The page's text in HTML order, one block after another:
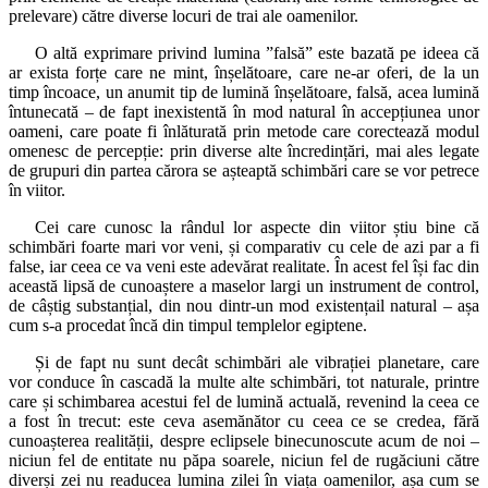
prelevare) către diverse locuri de trai ale oamenilor.
O altă exprimare privind lumina ”falsă” este bazată pe ideea că
ar exista forțe care ne mint, înșelătoare, care ne-ar oferi, de la un
timp încoace, un anumit tip de lumină înșelătoare, falsă, acea lumină
întunecată – de fapt inexistentă în mod natural în accepțiunea unor
oameni, care poate fi înlăturată prin metode care corectează modul
omenesc de percepție: prin diverse alte încredințări, mai ales legate
de grupuri din partea cărora se așteaptă schimbări care se vor petrece
în viitor.
Cei care cunosc la rândul lor aspecte din viitor știu bine că
schimbări foarte mari vor veni, și comparativ cu cele de azi par a fi
false, iar ceea ce va veni este adevărat realitate. În acest fel își fac din
această lipsă de cunoaștere a maselor largi un instrument de control,
de câștig substanțial, din nou dintr-un mod existențail natural – așa
cum s-a procedat încă din timpul templelor egiptene.
Și de fapt nu sunt decât schimbări ale vibrației planetare, care
vor conduce în cascadă la multe alte schimbări, tot naturale, printre
care și schimbarea acestui fel de lumină actuală, revenind la ceea ce
a fost în trecut: este ceva asemănător cu ceea ce se credea, fără
cunoașterea realității, despre eclipsele binecunoscute acum de noi –
niciun fel de entitate nu păpa soarele, niciun fel de rugăciuni către
diverși zei nu readucea lumina zilei în viața oamenilor, așa cum se